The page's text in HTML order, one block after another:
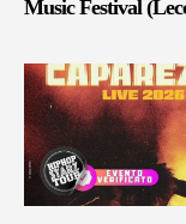
Music Festival